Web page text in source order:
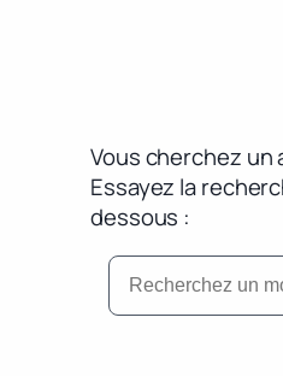
Vous cherchez un
Essayez la
dessous :